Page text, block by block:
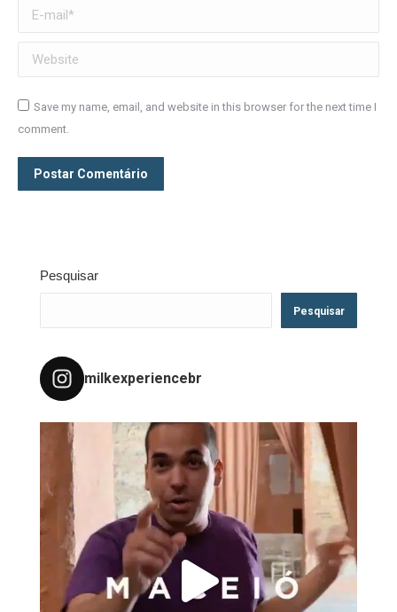
E-mail *
Website
Save my name, email, and website in this browser for the next time I
comment.
Postar Comentário
Pesquisar
Pesquisar
milkexperiencebr